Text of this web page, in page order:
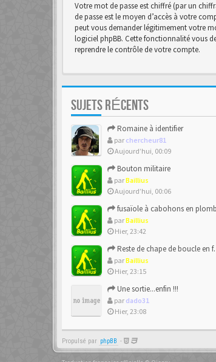
Votre mot de passe est chiffré (par un
de passe est le moyen d’accès à votre
peut vous demander légitimement votre
logiciel phpBB. Cette fonctionnalité vous
reprendre le contrôle de votre compte.
SUJETS RÉCENTS
Romaine à identifier
par chercheur81
Aujourd’hui, 00:09
Bouton militaire
parBaillius
Aujourd’hui, 00:06
fusaïole à cabohons en plomb
parBaillius
Hier, 23:42
Reste de chape de boucle en forme de ??
parBaillius
Hier, 23:15
Une sortie...enfin !!!
par dado31
Hier, 23:08
Propulsé par phpBB -